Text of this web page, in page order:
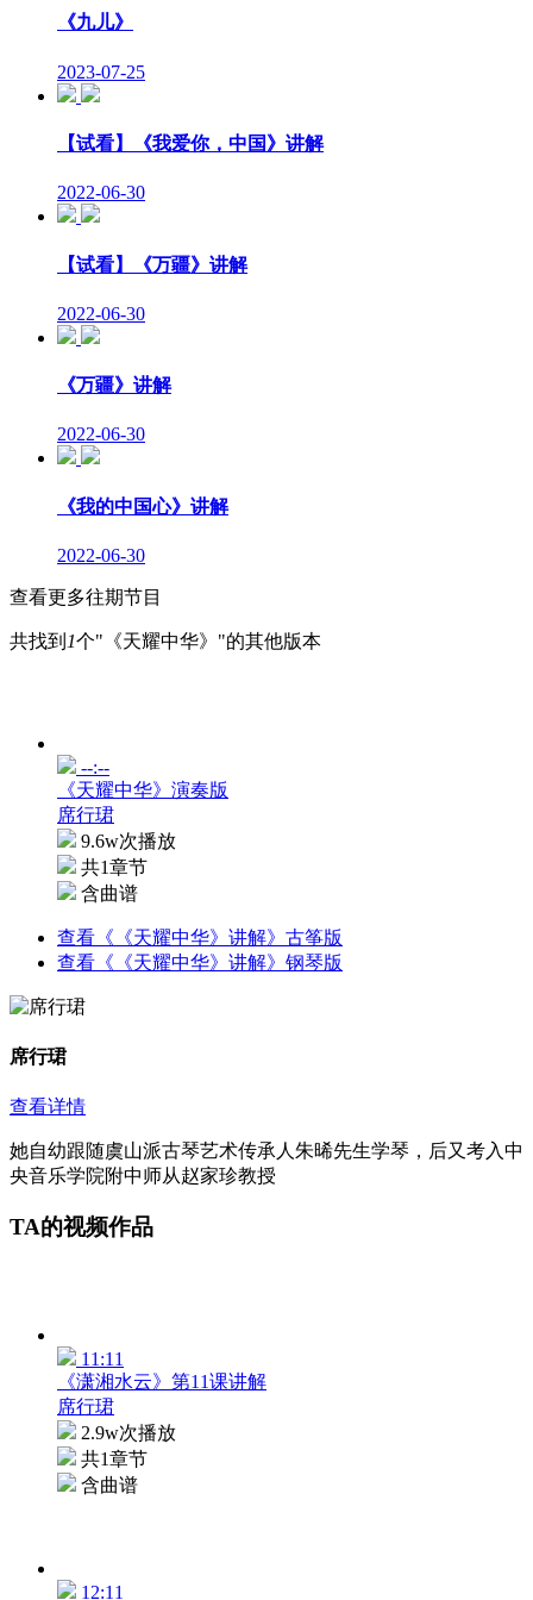
《九儿》
2023-07-25
【试看】《我爱你，中国》讲解
2022-06-30
【试看】《万疆》讲解
2022-06-30
《万疆》讲解
2022-06-30
《我的中国心》讲解
2022-06-30
查看更多往期节目
共找到 1个"《天耀中华》"的其他版本
--:--
《天耀中华》演奏版
席行珺
9.6w次播放
共1章节
含曲谱
查看《《天耀中华》讲解》古筝版
查看《《天耀中华》讲解》钢琴版
席行珺
查看详情
她自幼跟随虞山派古琴艺术传承人朱晞先生学琴，后又考入中
央音乐学院附中师从赵家珍教授
TA的视频作品
11:11
《潇湘水云》第11课讲解
席行珺
2.9w次播放
共1章节
含曲谱
12:11